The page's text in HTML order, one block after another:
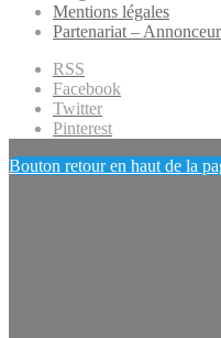
Mentions légales
Partenariat –
RSS
Facebook
Twitter
Pinterest
Bouton retour en haut de la